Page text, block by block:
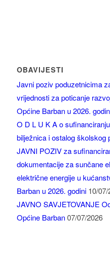
OBAVIJESTI
Javni poziv poduzetnicima
vrijednosti za poticanje
Općine Barban u 2026.
O D L U K A o
bilježnica i ostalog školskog
JAVNI POZIV za
dokumentacije za sunčane
električne energije u
Barban u 2026. godini 10/
JAVNO SAVJETOVANJE
Općine Barban 07/07/2026